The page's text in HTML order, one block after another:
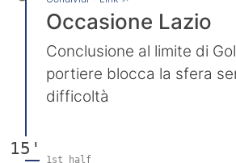
Occasione Lazio
Conclusione al limite di
portiere blocca la sfera
difficoltà
15'
1st_half